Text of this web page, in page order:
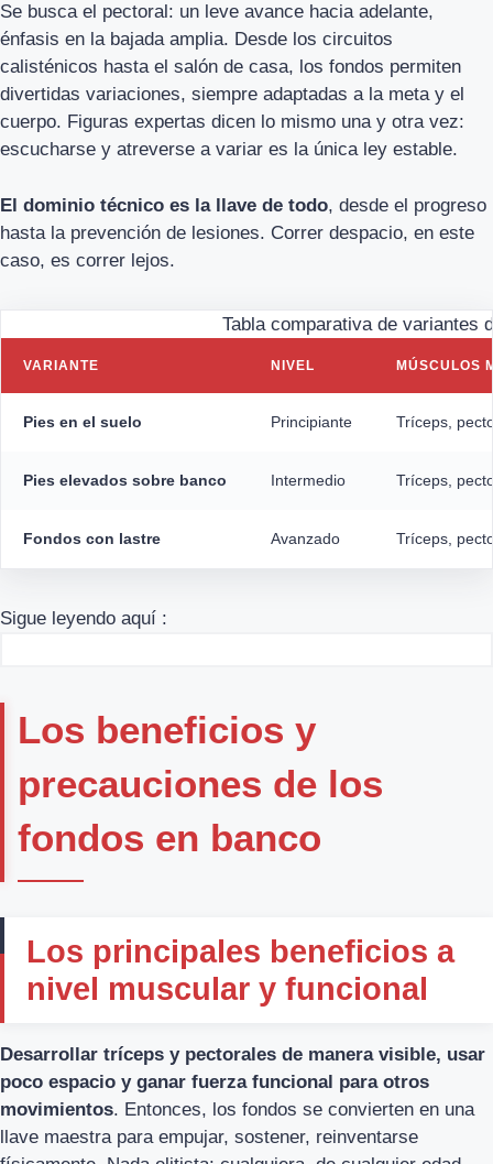
Se busca el pectoral: un leve avance hacia adelante,
énfasis en la bajada amplia. Desde los circuitos
calisténicos hasta el salón de casa, los fondos permiten
divertidas variaciones, siempre adaptadas a la meta y el
cuerpo. Figuras expertas dicen lo mismo una y otra vez:
escucharse y atreverse a variar es la única ley estable.
El dominio técnico es la llave de todo, desde el progreso
hasta la prevención de lesiones. Correr despacio, en este
caso, es correr lejos.
Tabla comparativa de variantes
VARIANTE NIVEL MÚSCULOS
Pies en el suelo Principiante Tríceps,
Pies elevados sobre banco Intermedio Tríceps,
Fondos con lastre Avanzado Tríceps,
Sigue leyendo aquí :
Los beneficios y
precauciones de los
fondos en banco
Los principales beneficios a
nivel muscular y funcional
Desarrollar tríceps y pectorales de manera visible, usar
poco espacio y ganar fuerza funcional para otros
movimientos. Entonces, los fondos se convierten en una
llave maestra para empujar, sostener, reinventarse